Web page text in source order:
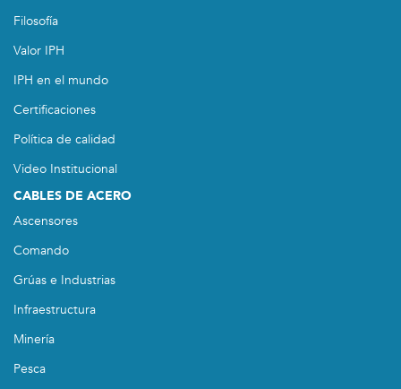
Filosofía
Valor IPH
IPH en el mundo
Certificaciones
Política de calidad
Video Institucional
CABLES DE ACERO
Ascensores
Comando
Grúas e Industrias
Infraestructura
Minería
Pesca